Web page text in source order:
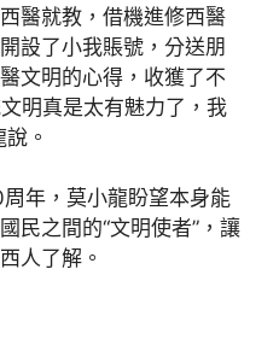
醫就教，借機進修西醫
設了小我賬號，分送朋
文明的心得，收獲了不
明真是太有魅力了，我
。
年，莫小龍盼望本身能
國民之間的“文明使者”，讓
人了解。